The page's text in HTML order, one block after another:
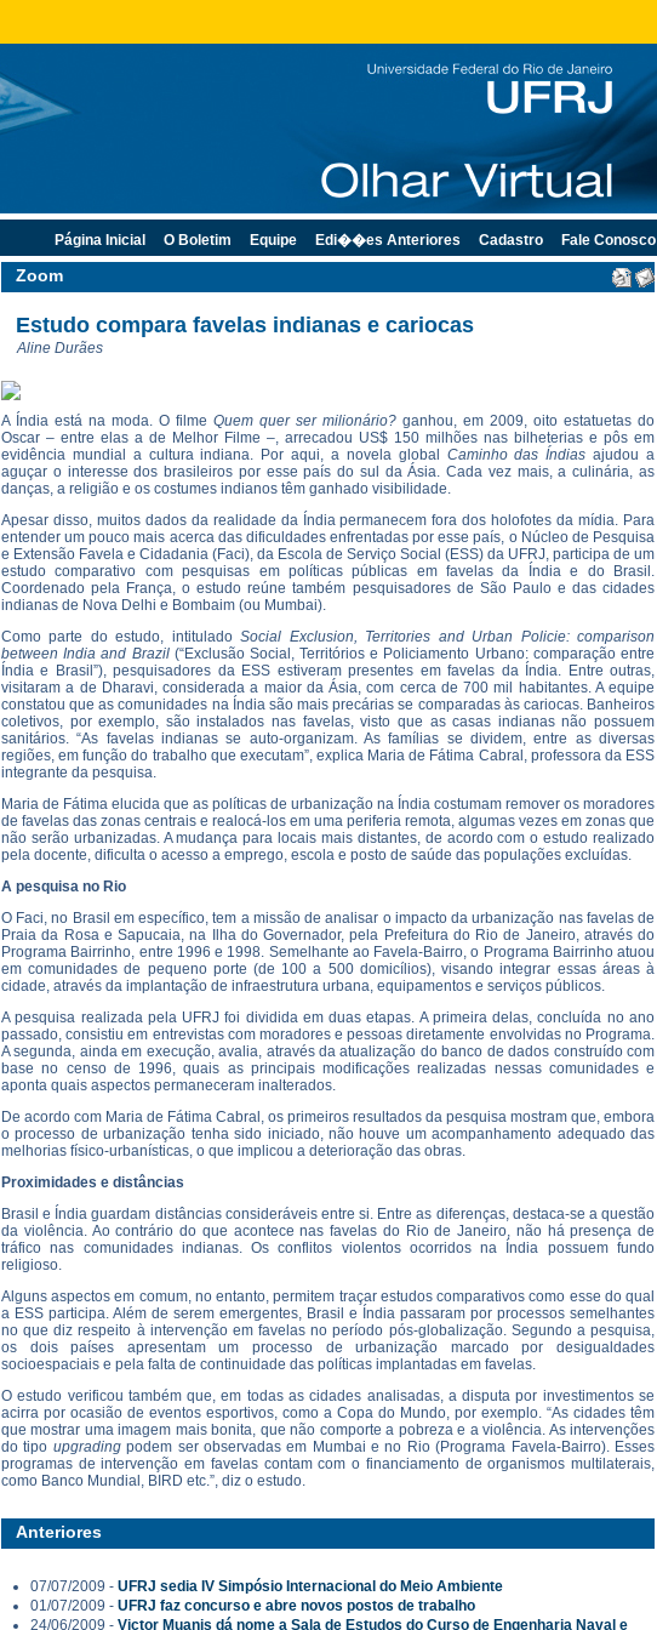
Zoom
Estudo compara favelas indianas e cariocas
Aline Durães
A Índia está na moda. O filme Quem quer ser milionário? ganhou, em 2009, oito estatuetas do
Oscar – entre elas a de Melhor Filme –, arrecadou US$ 150 milhões nas bilheterias e pôs em
evidência mundial a cultura indiana. Por aqui, a novela global Caminho das Índias ajudou a
aguçar o interesse dos brasileiros por esse país do sul da Ásia. Cada vez mais, a culinária, as
danças, a religião e os costumes indianos têm ganhado visibilidade.
Apesar disso, muitos dados da realidade da Índia permanecem fora dos holofotes da mídia. Para
entender um pouco mais acerca das dificuldades enfrentadas por esse país, o Núcleo de Pesquisa
e Extensão Favela e Cidadania (Faci), da Escola de Serviço Social (ESS) da UFRJ, participa de um
estudo comparativo com pesquisas em políticas públicas em favelas da Índia e do Brasil.
Coordenado pela França, o estudo reúne também pesquisadores de São Paulo e das cidades
indianas de Nova Delhi e Bombaim (ou Mumbai).
Como parte do estudo, intituladoSocial Exclusion, Territories and Urban Policie: comparison
between India and Brazil (“Exclusão Social, Territórios e Policiamento Urbano: comparação entre
Índia e Brasil”), pesquisadores da ESS estiveram presentes em favelas da Índia. Entre outras,
visitaram a de Dharavi, considerada a maior da Ásia, com cerca de 700 mil habitantes. A equipe
constatou que as comunidades na Índia são mais precárias se comparadas às cariocas. Banheiros
coletivos, por exemplo, são instalados nas favelas, visto que as casas indianas não possuem
sanitários. “As favelas indianas se auto-organizam. As famílias se dividem, entre as diversas
regiões, em função do trabalho que executam”, explica Maria de Fátima Cabral, professora da ESS
integrante da pesquisa.
Maria de Fátima elucida que as políticas de urbanização na Índia costumam remover os moradores
de favelas das zonas centrais e realocá-los em uma periferia remota, algumas vezes em zonas que
não serão urbanizadas. A mudança para locais mais distantes, de acordo com o estudo realizado
pela docente, dificulta o acesso a emprego, escola e posto de saúde das populações excluídas.
A pesquisa no Rio
O Faci, no Brasil em específico, tem a missão de analisar o impacto da urbanização nas favelas de
Praia da Rosa e Sapucaia, na Ilha do Governador, pela Prefeitura do Rio de Janeiro, através do
Programa Bairrinho, entre 1996 e 1998. Semelhante ao Favela-Bairro, o Programa Bairrinho atuou
em comunidades de pequeno porte (de 100 a 500 domicílios), visando integrar essas áreas à
cidade, através da implantação de infraestrutura urbana, equipamentos e serviços públicos.
A pesquisa realizada pela UFRJ foi dividida em duas etapas. A primeira delas, concluída no ano
passado, consistiu em entrevistas com moradores e pessoas diretamente envolvidas no Programa.
A segunda, ainda em execução, avalia, através da atualização do banco de dados construído com
base no censo de 1996, quais as principais modificações realizadas nessas comunidades e
aponta quais aspectos permaneceram inalterados.
De acordo com Maria de Fátima Cabral, os primeiros resultados da pesquisa mostram que, embora
o processo de urbanização tenha sido iniciado, não houve um acompanhamento adequado das
melhorias físico-urbanísticas, o que implicou a deterioração das obras.
Proximidades e distâncias
Brasil e Índia guardam distâncias consideráveis entre si. Entre as diferenças, destaca-se a questão
da violência. Ao contrário do que acontece nas favelas do Rio de Janeiro, não há presença de
tráfico nas comunidades indianas. Os conflitos violentos ocorridos na Índia possuem fundo
religioso.
Alguns aspectos em comum, no entanto, permitem traçar estudos comparativos como esse do qual
a ESS participa. Além de serem emergentes, Brasil e Índia passaram por processos semelhantes
no que diz respeito à intervenção em favelas no período pós-globalização. Segundo a pesquisa,
os dois países apresentam um processo de urbanização marcado por desigualdades
socioespaciais e pela falta de continuidade das políticas implantadas em favelas.
O estudo verificou também que, em todas as cidades analisadas, a disputa por investimentos se
acirra por ocasião de eventos esportivos, como a Copa do Mundo, por exemplo. “As cidades têm
que mostrar uma imagem mais bonita, que não comporte a pobreza e a violência. As intervenções
do tipo upgradingpodem ser observadas em Mumbai e no Rio (Programa Favela-Bairro). Esses
programas de intervenção em favelas contam com o financiamento de organismos multilaterais,
como Banco Mundial, BIRD etc.”, diz o estudo.
Anteriores
07/07/2009 - UFRJ sedia IV Simpósio Internacional do Meio Ambiente
01/07/2009 - UFRJ faz concurso e abre novos postos de trabalho
24/06/2009 - Victor Muanis dá nome a Sala de Estudos do Curso de Engenharia Naval e
Página Inicial O Boletim Equipe Edi��es Anteriores Cadastro Fale Conosco